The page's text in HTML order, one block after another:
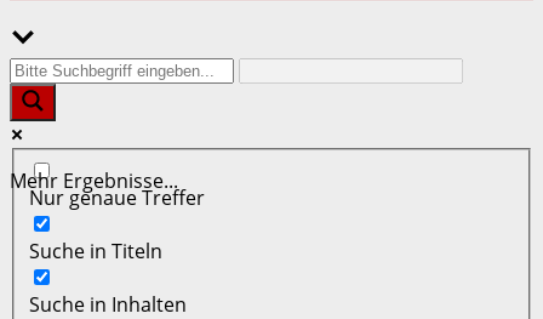
Mehr Ergebnisse...
Nur genaue Treffer
Suche in Titeln
Suche in Inhalten